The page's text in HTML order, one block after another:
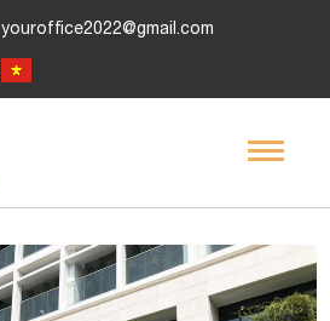
youroffice2022@gmail.com